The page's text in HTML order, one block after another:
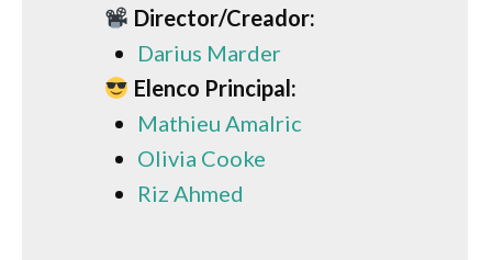
Director/Creador:
Darius Marder
Elenco Principal:
Mathieu Amalric
Olivia Cooke
Riz Ahmed